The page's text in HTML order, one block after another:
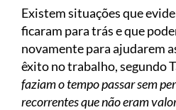
Existem situações que
ficaram para trás e que
novamente para ajudarem
êxito no trabalho, segundo
faziam o tempo passar sem
recorrentes que não eram